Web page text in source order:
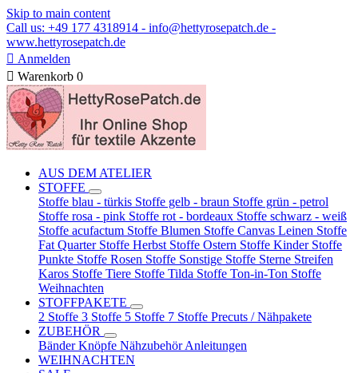
Skip to main content
Call us: +49 177 4318914 - info@hettyrosepatch.de -
www.hettyrosepatch.de
 Anmelden
 Warenkorb 0
AUS DEM ATELIER
STOFFE
Stoffe blau - türkis Stoffe gelb - braun Stoffe grün - petrol
Stoffe rosa - pink Stoffe rot - bordeaux Stoffe schwarz - weiß
Stoffe acufactum Stoffe Blumen Stoffe Canvas Leinen Stoffe
Fat Quarter Stoffe Herbst Stoffe Ostern Stoffe Kinder Stoffe
Punkte Stoffe Rosen Stoffe Sonstige Stoffe Sterne Streifen
Karos Stoffe Tiere Stoffe Tilda Stoffe Ton-in-Ton Stoffe
Weihnachten
STOFFPAKETE
2 Stoffe 3 Stoffe 5 Stoffe 7 Stoffe Precuts / Nähpakete
ZUBEHÖR
BänderKnöpfe NähzubehörAnleitungen
WEIHNACHTEN